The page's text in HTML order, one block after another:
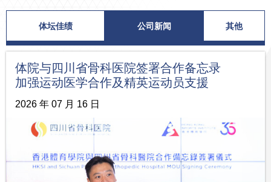
体坛佳绩 公司新闻 其他
体院与四川省骨科医院签署合作备忘录
加强运动医学合作及精英运动员支援
2026 年 07 月 16 日